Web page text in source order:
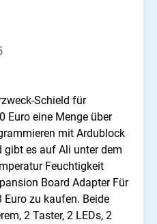
Schield für
Euro eine Menge über
mit Ardublock
gibt es auf Ali unter dem
Feuchtigkeit
Board Adapter Für
zu kaufen. Beide
2 Taster, 2 LEDs, 2